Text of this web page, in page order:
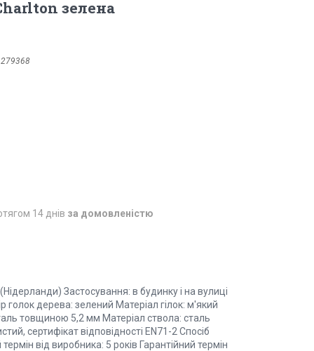
зелена
14 днів за домовленістю
Застосування: в будинку і на вулиці
голок дерева: зелений Матеріал гілок: м'який
товщиною 5,2 мм Матеріал ствола: сталь
сертифікат відповідності EN71-2 Спосіб
від виробника: 5 років Гарантійний термін